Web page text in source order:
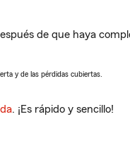
de que haya
y de las pérdidas cubiertas.
. ¡Es rápido y sencillo!